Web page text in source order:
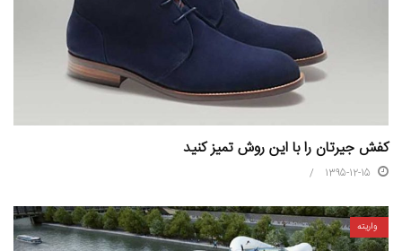
کفش جیرتان را با این روش تمیز کنید
1395-12-15
واریته